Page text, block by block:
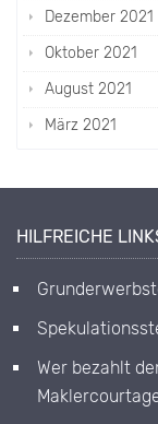
Dezember 2021
Oktober 2021
August 2021
März 2021
HILFREICHE
Wer bezahlt